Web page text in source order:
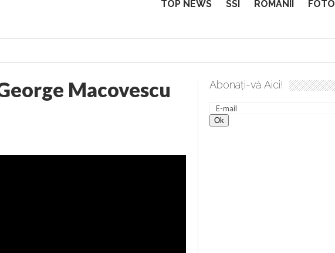
TOP NEWS SSI ROMÂNII
lui Hristos. Calea spre desăvârșire. Gând de duminică de Elena Solunca Moise
cauza CANCER. Guvernul, dat în judecată pentru HG 5G. Antenele de telefonie
Macovescu Abonați-vă Aici!